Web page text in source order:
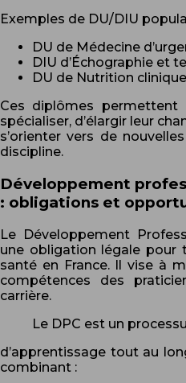
Exemples de DU/DIU
DU de Médecine
DIU d’Échographie et
DU de Nutrition
Ces diplômes permettent
spécialiser, d’élargir leur
s’orienter vers de
discipline.
Développement
: obligations et
Le Développement
une obligation légale pour
santé en France. Il vise à
compétences des
carrière.
Le DPC est un
d’apprentissage tout au
combinant :